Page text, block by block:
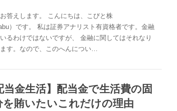
答えします。 こんにちは、こびと株
）です。 私は証券アナリスト有資格者です。金融
るわけではないですが、 金融に関してはそれなり
す。なので、このへんについ…
当金生活】配当金で生活費の固
を賄いたいこれだけの理由